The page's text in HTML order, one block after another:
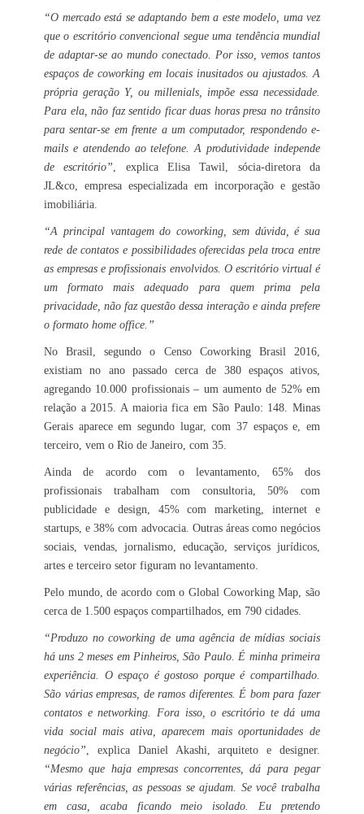
“O mercado está se adaptando bem a este modelo, uma vez
que o escritório convencional segue uma tendência mundial
de adaptar-se ao mundo conectado. Por isso, vemos tantos
espaços de coworking em locais inusitados ou ajustados. A
própria geração Y, ou millenials, impõe essa necessidade.
Para ela, não faz sentido ficar duas horas presa no trânsito
para sentar-se em frente a um computador, respondendo e-
mails e atendendo ao telefone. A produtividade independe
de escritório”, explica Elisa Tawil, sócia-diretora da
JL&co, empresa especializada em incorporação e gestão
imobiliária.
“A principal vantagem do coworking, sem dúvida, é sua
rede de contatos e possibilidades oferecidas pela troca entre
as empresas e profissionais envolvidos. O escritório virtual é
um formato mais adequado para quem prima pela
privacidade, não faz questão dessa interação e ainda prefere
o formato home office.”
No Brasil, segundo o Censo Coworking Brasil 2016,
existiam no ano passado cerca de 380 espaços ativos,
agregando 10.000 profissionais – um aumento de 52% em
relação a 2015. A maioria fica em São Paulo: 148. Minas
Gerais aparece em segundo lugar, com 37 espaços e, em
terceiro, vem o Rio de Janeiro, com 35.
Ainda de acordo com o levantamento, 65% dos
profissionais trabalham com consultoria, 50% com
publicidade e design, 45% com marketing, internet e
startups, e 38% com advocacia. Outras áreas como negócios
sociais, vendas, jornalismo, educação, serviços jurídicos,
artes e terceiro setor figuram no levantamento.
Pelo mundo, de acordo com o Global Coworking Map, são
cerca de 1.500 espaços compartilhados, em 790 cidades.
“Produzo no coworking de uma agência de mídias sociais
há uns 2 meses em Pinheiros, São Paulo. É minha primeira
experiência. O espaço é gostoso porque é compartilhado.
São várias empresas, de ramos diferentes. É bom para fazer
contatos e networking. Fora isso, o escritório te dá uma
vida social mais ativa, aparecem mais oportunidades de
negócio”, explica Daniel Akashi, arquiteto e designer.
“Mesmo que haja empresas concorrentes, dá para pegar
várias referências, as pessoas se ajudam. Se você trabalha
em casa, acaba ficando meio isolado. Eu pretendo